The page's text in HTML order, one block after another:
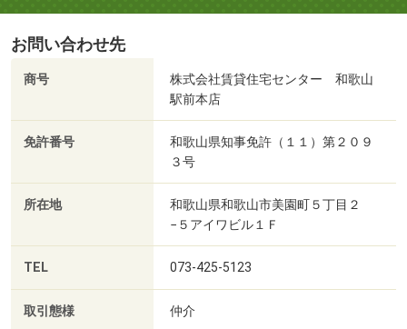
お問い合わせ先
商号
株式会社賃貸住宅センター 和歌山
駅前本店
免許番号
和歌山県知事免許（１１）第２０９
３号
所在地
和歌山県和歌山市美園町５丁目２
−５アイワビル１Ｆ
TEL 073-425-5123
取引態様 仲介